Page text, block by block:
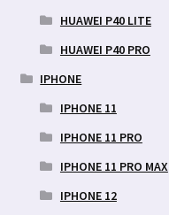
HUAWEI P40 LITE
HUAWEI P40 PRO
IPHONE
IPHONE 11
IPHONE 11 PRO
IPHONE 11 PRO MAX
IPHONE 12